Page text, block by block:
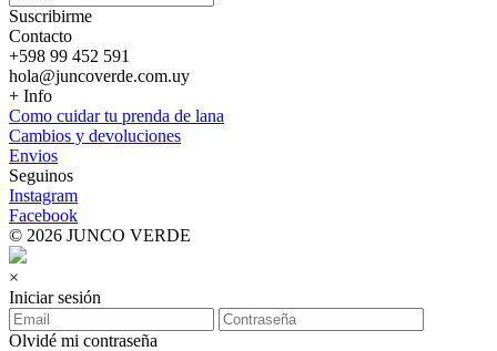
Suscribirme
Contacto
+598 99 452 591
hola@juncoverde.com.uy
+ Info
Como cuidar tu prenda de lana
Cambios y devoluciones
Envios
Seguinos
Instagram
Facebook
© 2026 JUNCO VERDE
×
Iniciar sesión
Olvidé mi contraseña